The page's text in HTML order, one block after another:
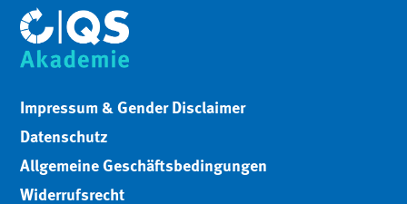
Impressum & Gender Disclaimer
Datenschutz
Allgemeine Geschäftsbedingungen
Widerrufsrecht